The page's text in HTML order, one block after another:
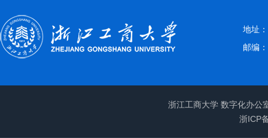
地址
邮编
浙江工商大学 数字化办公
浙ICP